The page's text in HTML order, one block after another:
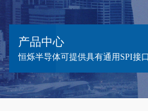
产品中心
恒烁半导体可提供具有通用SPI接